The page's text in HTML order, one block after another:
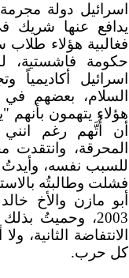
اسرائيل دولة
يدافع عنها شريك
فغالبية هؤلاء طلاب
حكومة فاشستية،
اسرائيل أكاديمياً
السلام، بعضهم في
هؤلاء يتهمون
أن أُتَّهم رغم انني
المحرقة،
للسبب نفسه، وأيدتُ
فشلت وطالبتُه
أبو مازن والأخ
2003، وحميتُ
الانتفاضة
كل حرب.